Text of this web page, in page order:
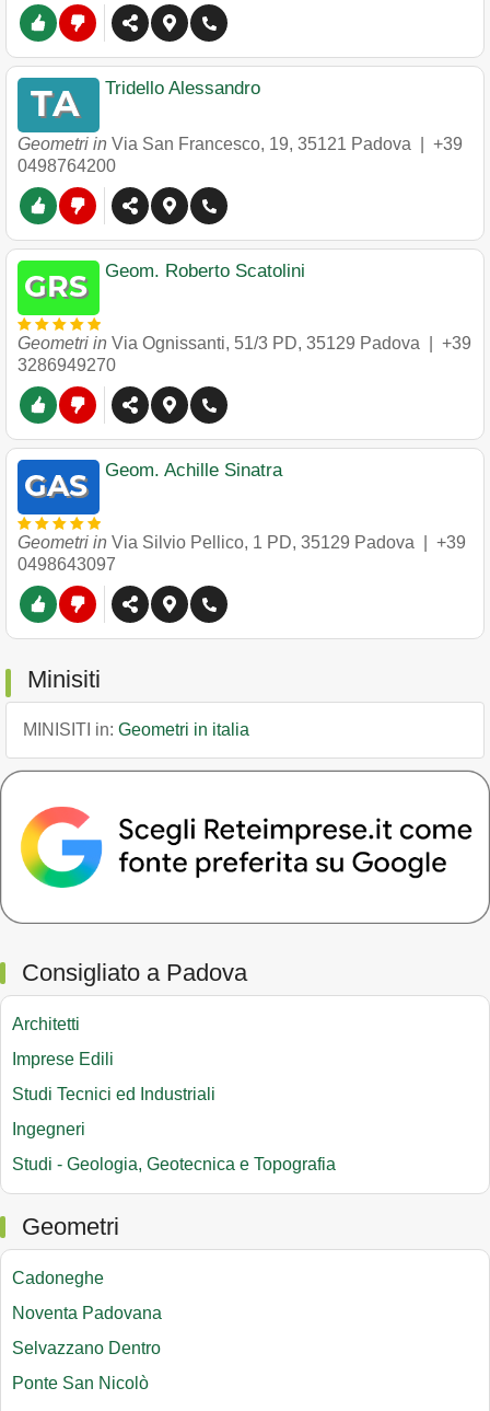
Tridello Alessandro
Geometri in Via San Francesco, 19, 35121 Padova
+39
0498764200
Geom. Roberto Scatolini
Geometri in Via Ognissanti, 51/3 PD, 35129 Padova
+39
3286949270
Geom. Achille Sinatra
Geometri in Via Silvio Pellico, 1 PD, 35129 Padova
+39
0498643097
Minisiti
MINISITI in: Geometri in italia
Consigliato a Padova
Architetti
Imprese Edili
Studi Tecnici ed Industriali
Ingegneri
Studi - Geologia, Geotecnica e Topografia
Geometri
Cadoneghe
Noventa Padovana
Selvazzano Dentro
Ponte San Nicolò